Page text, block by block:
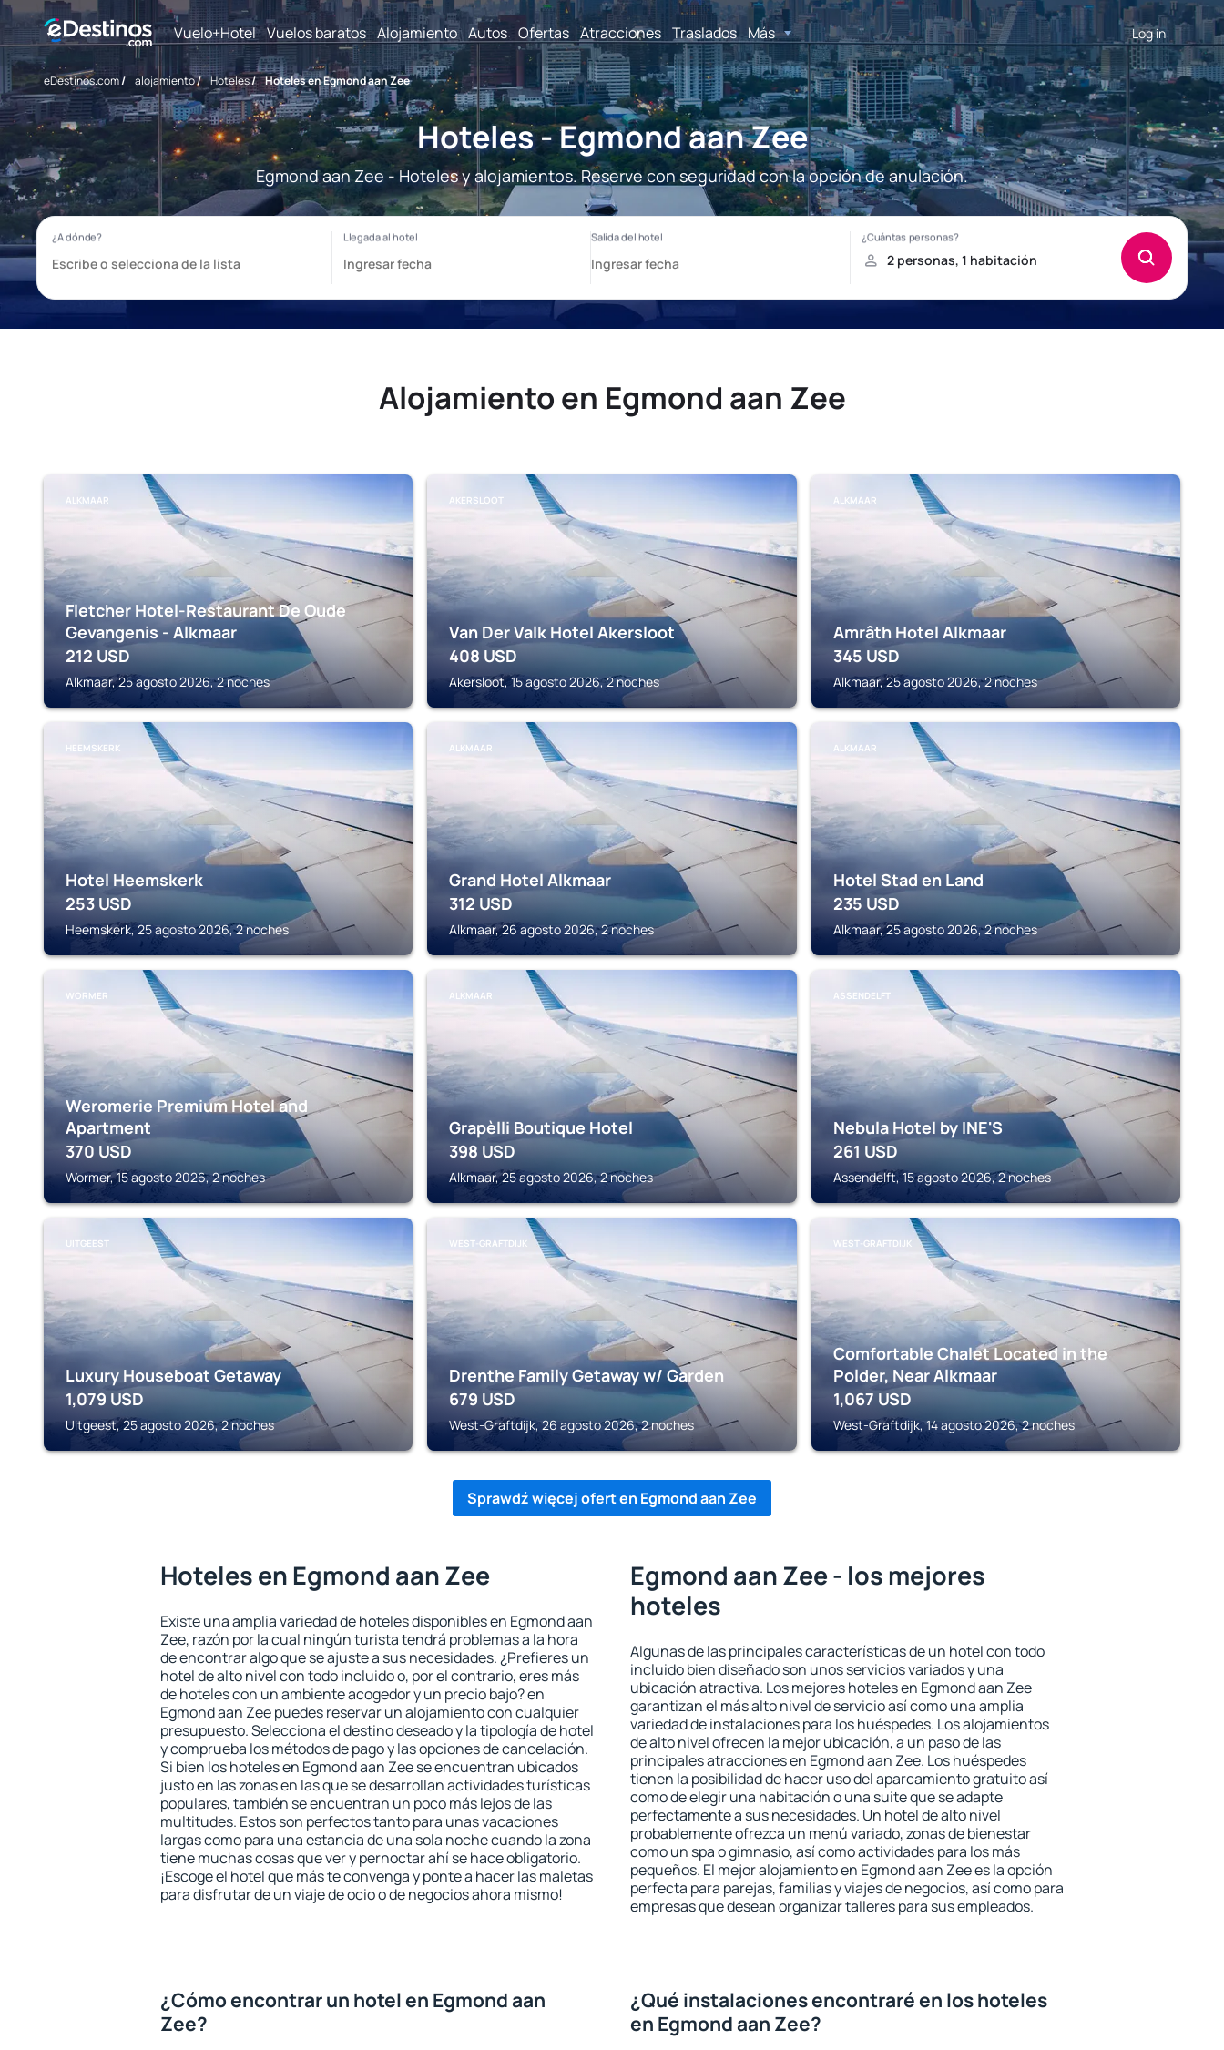
Vuelo+Hotel Vuelos baratos Alojamiento Autos Ofertas Atracciones Traslados Más Log in
eDestinos.com/ alojamiento/ Hoteles/ Hoteles en Egmond aan Zee
Hoteles - Egmond aan Zee
Egmond aan Zee - Hoteles y alojamientos. Reserve con seguridad con la opción de anulación.
Alojamiento en Egmond aan Zee
ALKMAAR
Fletcher Hotel-Restaurant De Oude
Gevangenis - Alkmaar
212 USD
Alkmaar, 25 agosto 2026, 2 noches
AKERSLOOT
Van Der Valk Hotel Akersloot
408 USD
Akersloot, 15 agosto 2026, 2 noches
ALKMAAR
Amrâth Hotel Alkmaar
345 USD
Alkmaar, 25 agosto 2026, 2 noches
HEEMSKERK
Hotel Heemskerk
253 USD
Heemskerk, 25 agosto 2026, 2 noches
ALKMAAR
Grand Hotel Alkmaar
312 USD
Alkmaar, 26 agosto 2026, 2 noches
ALKMAAR
Hotel Stad en Land
235 USD
Alkmaar, 25 agosto 2026, 2 noches
WORMER
Weromerie Premium Hotel and
Apartment
370 USD
Wormer, 15 agosto 2026, 2 noches
ALKMAAR
Grapèlli Boutique Hotel
398 USD
Alkmaar, 25 agosto 2026, 2 noches
ASSENDELFT
Nebula Hotel by INE'S
261 USD
Assendelft, 15 agosto 2026, 2 noches
UITGEEST
Luxury Houseboat Getaway
1,079 USD
Uitgeest, 25 agosto 2026, 2 noches
WEST-GRAFTDIJK
Drenthe Family Getaway w/ Garden
679 USD
West-Graftdijk, 26 agosto 2026, 2 noches
WEST-GRAFTDIJK
Comfortable Chalet Located in the
Polder, Near Alkmaar
1,067 USD
West-Graftdijk, 14 agosto 2026, 2 noches
Sprawdź więcej ofert en Egmond aan Zee
Hoteles en Egmond aan Zee
Existe una amplia variedad de hoteles disponibles en Egmond aan
Zee, razón por la cual ningún turista tendrá problemas a la hora
de encontrar algo que se ajuste a sus necesidades. ¿Prefieres un
hotel de alto nivel con todo incluido o, por el contrario, eres más
de hoteles con un ambiente acogedor y un precio bajo? en
Egmond aan Zee puedes reservar un alojamiento con cualquier
presupuesto. Selecciona el destino deseado y la tipología de hotel
y comprueba los métodos de pago y las opciones de cancelación.
Si bien los hoteles en Egmond aan Zee se encuentran ubicados
justo en las zonas en las que se desarrollan actividades turísticas
populares, también se encuentran un poco más lejos de las
multitudes. Estos son perfectos tanto para unas vacaciones
largas como para una estancia de una sola noche cuando la zona
tiene muchas cosas que ver y pernoctar ahí se hace obligatorio.
¡Escoge el hotel que más te convenga y ponte a hacer las maletas
para disfrutar de un viaje de ocio o de negocios ahora mismo!
Egmond aan Zee - los mejores
hoteles
Algunas de las principales características de un hotel con todo
incluido bien diseñado son unos servicios variados y una
ubicación atractiva. Los mejores hoteles en Egmond aan Zee
garantizan el más alto nivel de servicio así como una amplia
variedad de instalaciones para los huéspedes. Los alojamientos
de alto nivel ofrecen la mejor ubicación, a un paso de las
principales atracciones en Egmond aan Zee. Los huéspedes
tienen la posibilidad de hacer uso del aparcamiento gratuito así
como de elegir una habitación o una suite que se adapte
perfectamente a sus necesidades. Un hotel de alto nivel
probablemente ofrezca un menú variado, zonas de bienestar
como un spa o gimnasio, así como actividades para los más
pequeños. El mejor alojamiento en Egmond aan Zee es la opción
perfecta para parejas, familias y viajes de negocios, así como para
empresas que desean organizar talleres para sus empleados.
¿Cómo encontrar un hotel en Egmond aan
Zee?
¿Qué instalaciones encontraré en los hoteles
en Egmond aan Zee?